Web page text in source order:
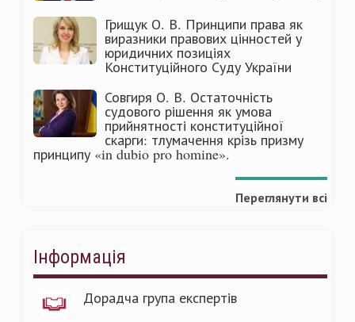
Грищук О. В. Принципи права як
виразники правових цінностей у
юридичних позиціях
Конституційного Суду України
Совгиря О. В. Остаточність
судового рішення як умова
прийнятності конституційної
скарги: тлумачення крізь призму
принципу «in dubio pro homine».
Переглянути всі
Інформація
Дорадча група експертів